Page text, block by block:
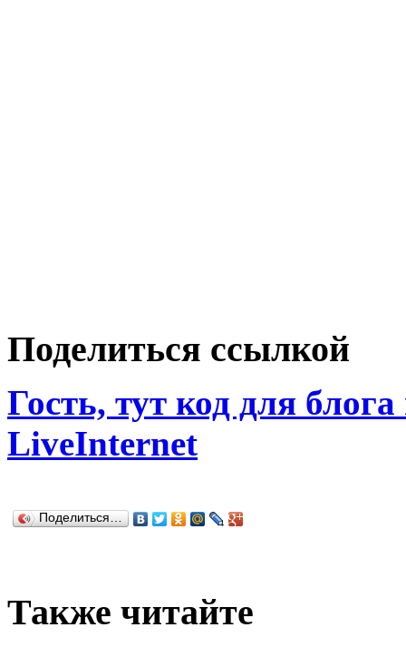
Поделиться ссылкой
Гость, тут код для
LiveInternet
Поделиться…
Также читайте